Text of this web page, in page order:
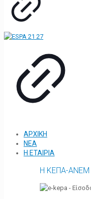
ΑΡΧΙΚΗ
ΝΕΑ
Η ΕΤΑΙΡΙΑ
Η ΚΕΠΑ-ΑΝΕΜ